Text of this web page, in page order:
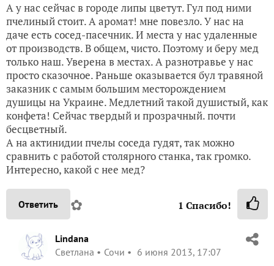
А у нас сейчас в городе липы цветут. Гул под ними
пчелиный стоит. А аромат! мне повезло. У нас на
даче есть сосед-пасечник. И места у нас удаленные
от производств. В общем, чисто. Поэтому и беру мед
только наш. Уверена в местах. А разнотравье у нас
просто сказочное. Раньше оказывается бул травяной
заказник с самым большим месторождением
душицы на Украине. Медлетний такой душистый, как
конфета! Сейчас твердый и прозрачный. почти
бесцветный.
А на актинидии пчелы соседа гудят, так можно
сравнить с работой столярного станка, так громко.
Интересно, какой с нее мед?
Ответить ✿ 1 Спасибо!
Lindana
Светлана
Сочи 6 июня 2013, 17:07